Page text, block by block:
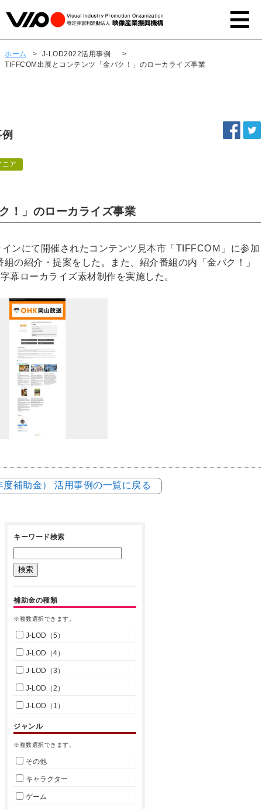
ホーム > J-LOD2022活用事例
>
TIFFCOM出展とコンテンツ「金バク！」のローカライズ事業
ニア
！」のローカライズ事業
ンにて開催されたコンテンツ見本市「TIFFCOＭ」に参加
の紹介・提案をした。また、紹介番組の内「金バク！」
幕ローカライズ素材制作を実施した。
補助金） 活用事例の一覧に戻る
キーワード検索
補助金の種類
※複数選択できます。
J-LOD（5）
J-LOD（4）
J-LOD（3）
J-LOD（2）
J-LOD（1）
ジャンル
※複数選択できます。
その他
キャラクター
ゲーム